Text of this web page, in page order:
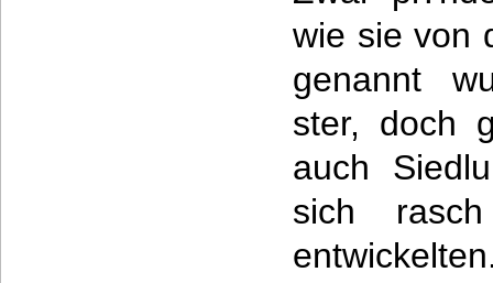
wie sie von
genannt
ster, doch
auch
sich